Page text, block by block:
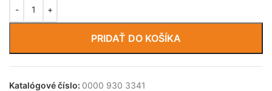
PRIDAŤ DO KOŠÍKA
Katalógové číslo: 0000 930 3341